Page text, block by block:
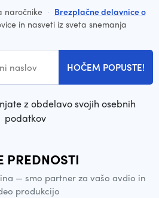
naročnike · Brezplačne delavnice o
in nasveti iz sveta snemanja
HOČEM POPUSTE!
z obdelavo svojih osebnih
podatkov
PREDNOSTI
— smo partner za vašo avdio in
produkcijo